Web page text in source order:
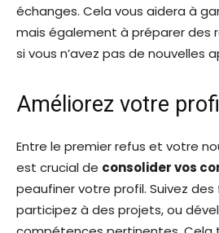
échanges. Cela vous aidera à
mais également à préparer des
si vous n’avez pas de nouvelles
Améliorez votre
Entre le premier refus et votre
est crucial de consolider vos
peaufiner votre profil. Suivez
participez à des projets, ou